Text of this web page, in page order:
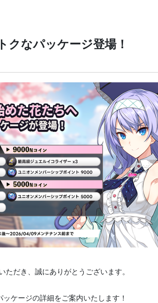
クなパッケージ登場！
ただき、誠にありがとうございます。
ケージの詳細をご案内いたします！